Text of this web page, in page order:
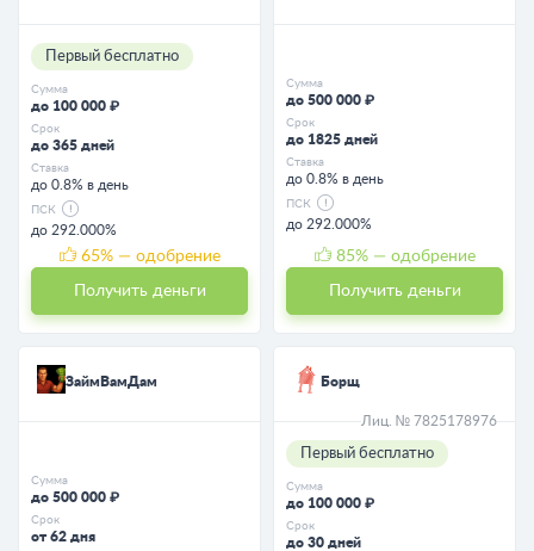
Первый бесплатно
Сумма
до 100 000 ₽
Срок
до 365 дней
Ставка
до 0.8% в день
ПСК
до 292.000%
65% — одобрение
Получить деньги
Сумма
до 500 000 ₽
Срок
до 1825 дней
Ставка
до 0.8% в день
ПСК
до 292.000%
85% — одобрение
Получить деньги
ЗаймВамДам
Сумма
до 500 000 ₽
Срок
от 62 дня
Борщ
Лиц. № 7825178976
Первый бесплатно
Сумма
до 100 000 ₽
Срок
до 30 дней